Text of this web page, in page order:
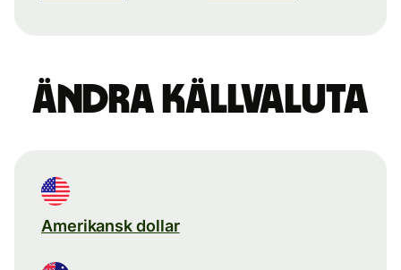
Ändra källvaluta
Amerikansk dollar